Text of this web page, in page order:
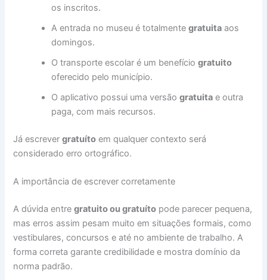
os inscritos.
A entrada no museu é totalmentegratuita aos
domingos.
O transporte escolar é um benefíciogratuito
oferecido pelo município.
O aplicativo possui uma versãogratuita e outra
paga, com mais recursos.
Já escrevergratuíto em qualquer contexto será
considerado erro ortográfico.
A importância de escrever corretamente
A dúvida entregratuito ou gratuíto pode parecer pequena,
mas erros assim pesam muito em situações formais, como
vestibulares, concursos e até no ambiente de trabalho. A
forma correta garante credibilidade e mostra domínio da
norma padrão.